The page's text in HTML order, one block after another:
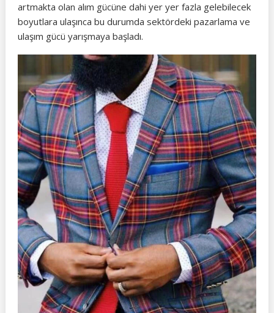
artmakta olan alım gücüne dahi yer yer fazla gelebilecek
boyutlara ulaşınca bu durumda sektördeki pazarlama ve
ulaşım gücü yarışmaya başladı.